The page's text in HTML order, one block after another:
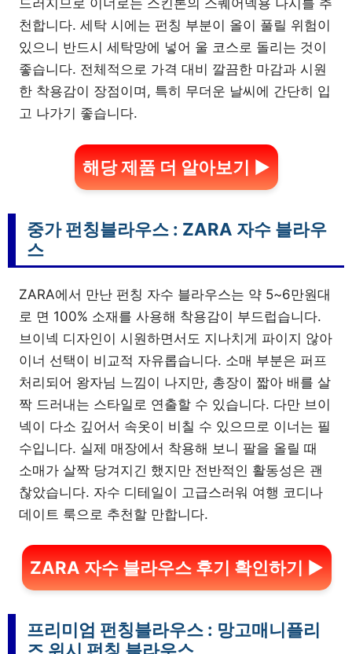
드러지므로 이너로는 스킨톤의 스퀘어넥용 나시를 추
천합니다. 세탁 시에는 펀칭 부분이 올이 풀릴 위험이
있으니 반드시 세탁망에 넣어 울 코스로 돌리는 것이
좋습니다. 전체적으로 가격 대비 깔끔한 마감과 시원
한 착용감이 장점이며, 특히 무더운 날씨에 간단히 입
고 나가기 좋습니다.
해당 제품 더 알아보기 ▶
중가 펀칭블라우스 : ZARA 자수 블라우
스
ZARA에서 만난 펀칭 자수 블라우스는 약 5~6만원대
로 면 100% 소재를 사용해 착용감이 부드럽습니다.
브이넥 디자인이 시원하면서도 지나치게 파이지 않아
이너 선택이 비교적 자유롭습니다. 소매 부분은 퍼프
처리되어 왕자님 느낌이 나지만, 총장이 짧아 배를 살
짝 드러내는 스타일로 연출할 수 있습니다. 다만 브이
넥이 다소 깊어서 속옷이 비칠 수 있으므로 이너는 필
수입니다. 실제 매장에서 착용해 보니 팔을 올릴 때
소매가 살짝 당겨지긴 했지만 전반적인 활동성은 괜
찮았습니다. 자수 디테일이 고급스러워 여행 코디나
데이트 룩으로 추천할 만합니다.
ZARA 자수 블라우스 후기 확인하기 ▶
프리미엄 펀칭블라우스 : 망고매니플리